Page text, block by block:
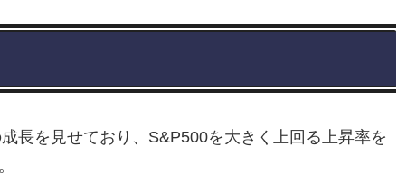
長を見せており、S&P500を大きく上回る上昇率を